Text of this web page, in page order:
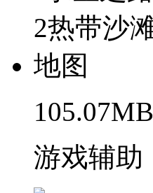
105.07MB
游戏辅助